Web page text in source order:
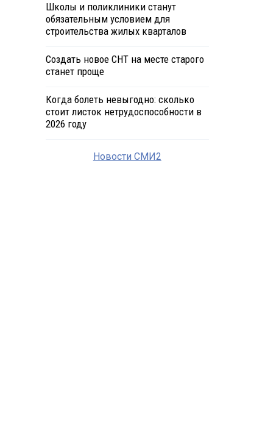
Школы и поликлиники станут
обязательным условием для
строительства жилых кварталов
Создать новое СНТ на месте старого
станет проще
Когда болеть невыгодно: сколько
стоит листок нетрудоспособности в
2026 году
Новости СМИ2